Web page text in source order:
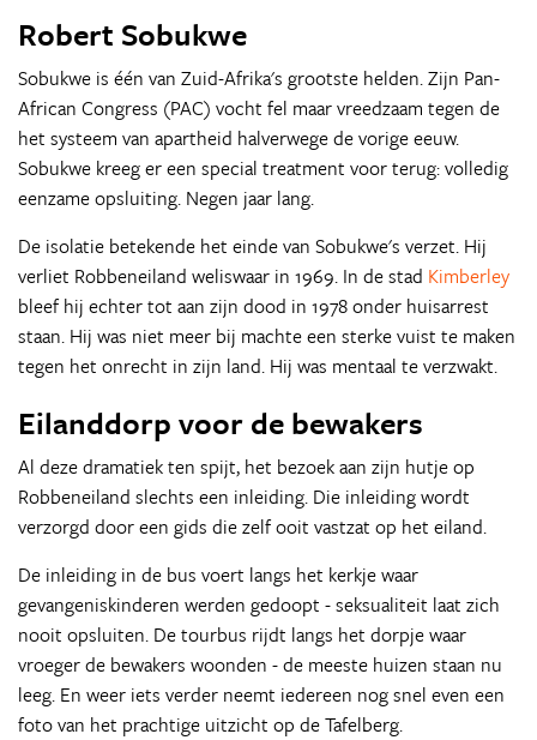
Robert Sobukwe
Sobukwe is één van Zuid-Afrika's grootste helden. Zijn Pan-
African Congress (PAC) vocht fel maar vreedzaam tegen de
het systeem van apartheid halverwege de vorige eeuw.
Sobukwe kreeg er een special treatment voor terug: volledig
eenzame opsluiting. Negen jaar lang.
De isolatie betekende het einde van Sobukwe's verzet. Hij
verliet Robbeneiland weliswaar in 1969. In de stad Kimberley
bleef hij echter tot aan zijn dood in 1978 onder huisarrest
staan. Hij was niet meer bij machte een sterke vuist te maken
tegen het onrecht in zijn land. Hij was mentaal te verzwakt.
Eilanddorp voor de bewakers
Al deze dramatiek ten spijt, het bezoek aan zijn hutje op
Robbeneiland slechts een inleiding. Die inleiding wordt
verzorgd door een gids die zelf ooit vastzat op het eiland.
De inleiding in de bus voert langs het kerkje waar
gevangeniskinderen werden gedoopt - seksualiteit laat zich
nooit opsluiten. De tourbus rijdt langs het dorpje waar
vroeger de bewakers woonden - de meeste huizen staan nu
leeg. En weer iets verder neemt iedereen nog snel even een
foto van het prachtige uitzicht op de Tafelberg.